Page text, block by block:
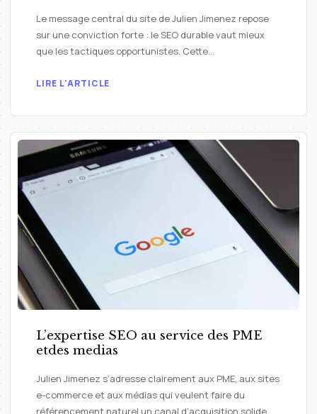
Le message central du site de Julien Jimenez repose
sur une conviction forte : le SEO durable vaut mieux
que les tactiques opportunistes. Cette…
LIRE L'ARTICLE
L’expertise SEO au service des PME
etdes medias
Julien Jimenez s’adresse clairement aux PME, aux sites
e-commerce et aux médias qui veulent faire du
référencement naturel un canal d’acquisition solide.